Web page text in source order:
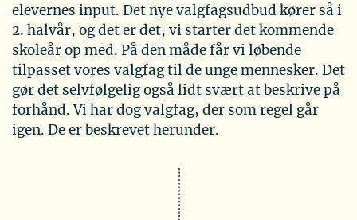
elevernes input. Det nye valgfagsudbud kører så i
2. halvår, og det er det, vi starter det kommende
skoleår op med. På den måde får vi løbende
tilpasset vores valgfag til de unge mennesker. Det
gør det selvfølgelig også lidt svært at beskrive på
forhånd. Vi har dog valgfag, der som regel går
igen. De er beskrevet herunder.